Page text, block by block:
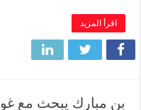
اقرأ المزيد
بن مبارك يبحث مع